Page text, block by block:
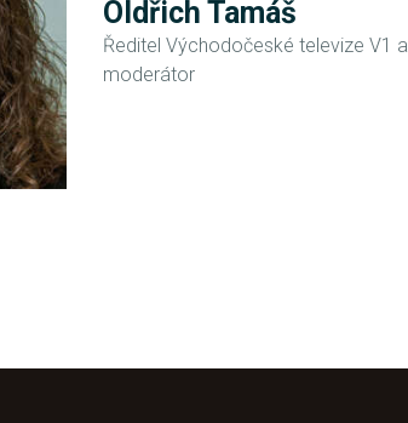
Oldřich Tamáš
Ředitel Východočeské televize V1 a
moderátor